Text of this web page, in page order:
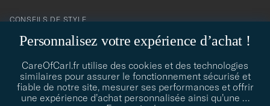
Personnalisez votre expérience d’achat !
CareOfCarl.fr utilise des cookies et des technologies
similaires pour assurer le fonctionnement sécurisé et
fiable de notre site, mesurer ses performances et offrir
une expérience d’achat personnalisée ainsi qu’une …
CONSEILS DE STYLE
Besoin d'aide pour trouver votre style ? Laissez-nous vous guider,
CONSEILS DE STYLE